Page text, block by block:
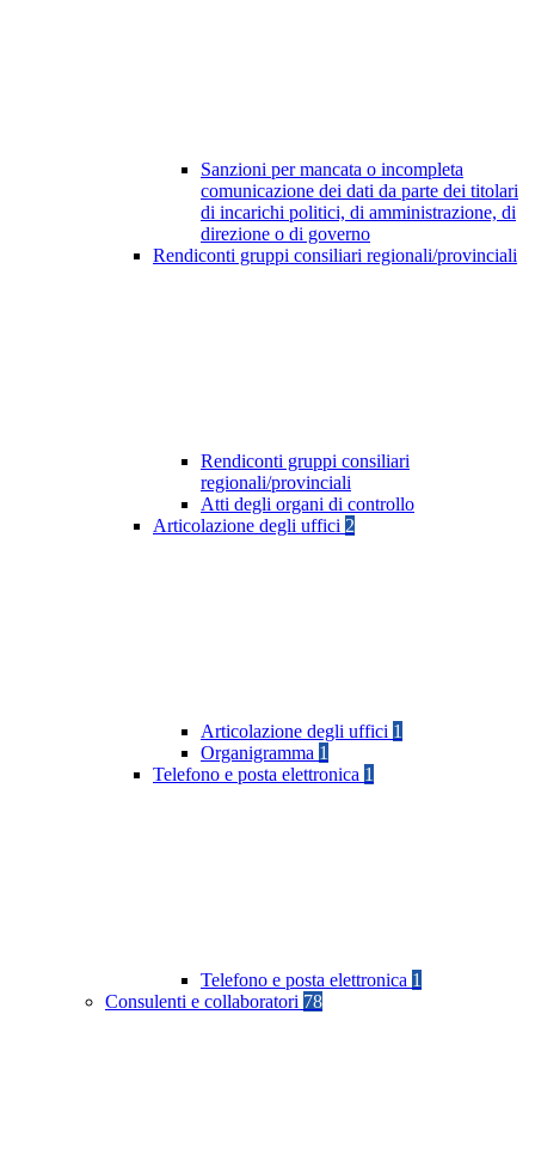
Sanzioni per mancata o incompleta
comunicazione dei dati da parte dei titolari
di incarichi politici, di amministrazione, di
direzione o di governo
Rendiconti gruppi consiliari regionali/provinciali
Rendiconti gruppi consiliari
regionali/provinciali
Atti degli organi di controllo
Articolazione degli uffici 2
Articolazione degli uffici 1
Organigramma 1
Telefono e posta elettronica 1
Telefono e posta elettronica 1
Consulenti e collaboratori 78